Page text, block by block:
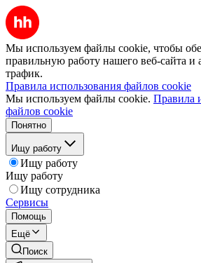
Мы используем файлы cookie, чтобы
правильную работу нашего веб-сайта и
трафик.
Правила использования файлов cookie
Мы используем файлы cookie. Правила
файлов cookie
Понятно
Ищу работу
Ищу работу
Ищу работу
Ищу сотрудника
Сервисы
Помощь
Ещё
Поиск